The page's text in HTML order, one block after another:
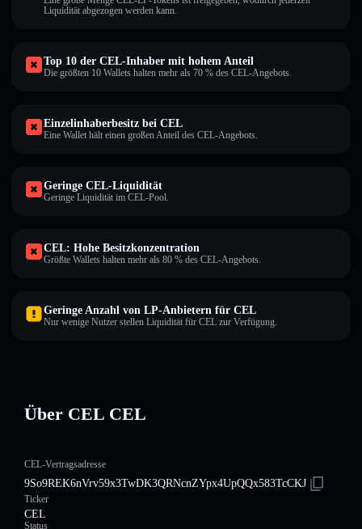
Liquidität abgezogen werden kann.
Top 10 der CEL-Inhaber mit hohem Anteil
Die größten 10 Wallets halten mehr als 70 % des CEL-Angebots.
Einzelinhaberbesitz bei CEL
Eine Wallet hält einen großen Anteil des CEL-Angebots.
Geringe CEL-Liquidität
Geringe Liquidität im CEL-Pool.
CEL: Hohe Besitzkonzentration
Größte Wallets halten mehr als 80 % des CEL-Angebots.
Geringe Anzahl von LP-Anbietern für CEL
Nur wenige Nutzer stellen Liquidität für CEL zur Verfügung.
Über CEL CEL
CEL-Vertragsadresse
9So9REK6nVrv59x3TwDK3QRNcnZYpx4UpQQx583TcCKJ
Ticker
CEL
Status